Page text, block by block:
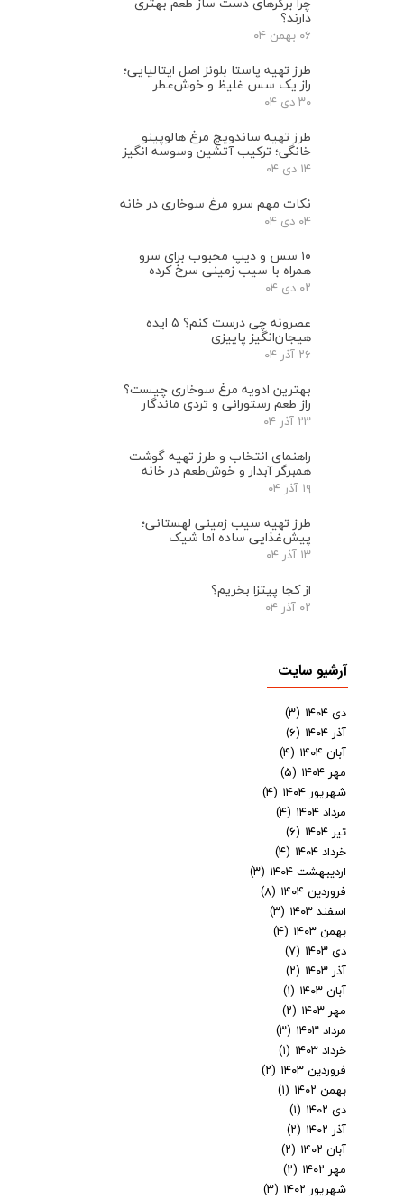
دارند؟
۰۶ بهمن ۰۴
طرز تهیه پاستا بلونز اصل ایتالیایی؛
راز یک سس غلیظ و خوش‌عطر
۳۰ دی ۰۴
طرز تهیه ساندویچ مرغ هالوپینو
خانگی؛ ترکیب آتشین وسوسه انگیز
۱۴ دی ۰۴
نکات مهم سرو مرغ سوخاری در خانه
۰۴ دی ۰۴
۱۰ سس و دیپ محبوب برای سرو
همراه با سیب‌ زمینی سرخ ‌کرده
۰۲ دی ۰۴
عصرونه چی درست کنم؟ ۵ ایده
هیجان‌انگیز پاییزی
۲۶ آذر ۰۴
بهترین ادویه مرغ سوخاری چیست؟
راز طعم رستورانی و تردی ماندگار
۲۳ آذر ۰۴
راهنمای انتخاب و طرز تهیه گوشت
همبرگر آبدار و خوش‌طعم در خانه
۱۹ آذر ۰۴
طرز تهیه سیب زمینی لهستانی؛
پیش‌غذایی ساده اما شیک
۱۳ آذر ۰۴
از کجا پیتزا بخریم؟
۰۲ آذر ۰۴
آرشیو سایت
دی ۱۴۰۴
(۳)
آذر ۱۴۰۴
(۶)
آبان ۱۴۰۴
(۴)
مهر ۱۴۰۴
(۵)
شهریور ۱۴۰۴
(۴)
مرداد ۱۴۰۴
(۴)
تیر ۱۴۰۴
(۶)
خرداد ۱۴۰۴
(۴)
اردیبهشت ۱۴۰۴
(۳)
فروردین ۱۴۰۴
(۸)
اسفند ۱۴۰۳
(۳)
بهمن ۱۴۰۳
(۴)
دی ۱۴۰۳
(۷)
آذر ۱۴۰۳
(۲)
آبان ۱۴۰۳
(۱)
مهر ۱۴۰۳
(۲)
مرداد ۱۴۰۳
(۳)
خرداد ۱۴۰۳
(۱)
فروردین ۱۴۰۳
(۲)
بهمن ۱۴۰۲
(۱)
دی ۱۴۰۲
(۱)
آذر ۱۴۰۲
(۲)
آبان ۱۴۰۲
(۲)
مهر ۱۴۰۲
(۲)
شهریور ۱۴۰۲
(۳)